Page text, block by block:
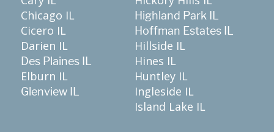
Chicago IL
Cicero IL
Darien IL
Des Plaines IL
Elburn IL
Glenview IL
Highland Park IL
Hoffman Estates IL
Hillside IL
Hines IL
Huntley IL
Ingleside IL
Island Lake IL